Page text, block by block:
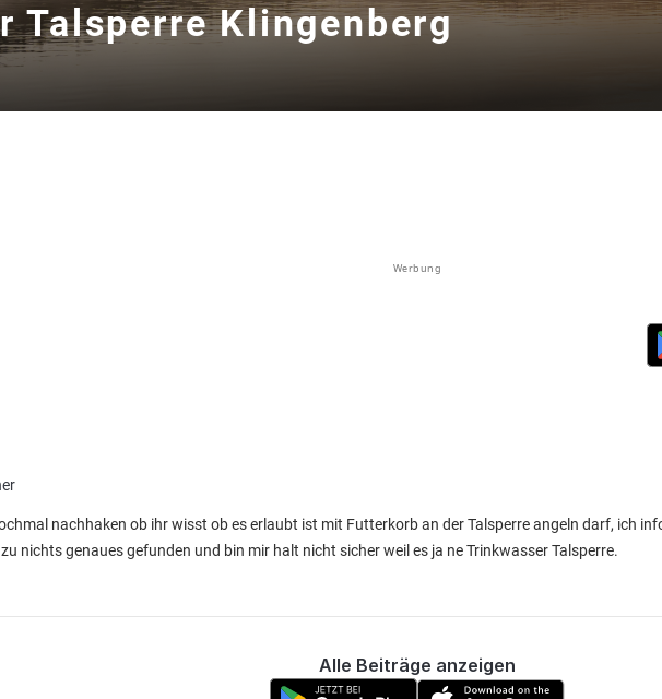
Talsperre Klingenberg
Werbung
nachhaken ob ihr wisst ob es erlaubt ist mit Futterkorb an der Talsperre angeln darf, ich
nichts genaues gefunden und bin mir halt nicht sicher weil es ja ne Trinkwasser Talsperre.
Alle Beiträge anzeigen